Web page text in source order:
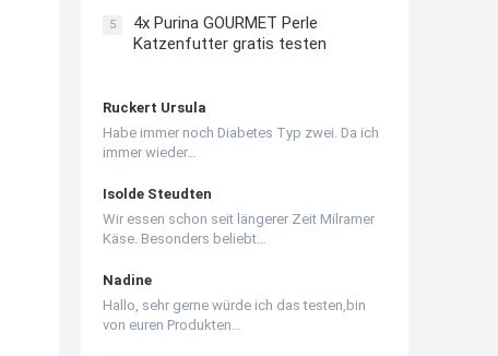
5
4x Purina GOURMET Perle
Katzenfutter gratis testen
Ruckert Ursula
Habe immer noch Diabetes Typ zwei. Da ich
immer wieder…
Isolde Steudten
Wir essen schon seit längerer Zeit Milramer
Käse. Besonders beliebt…
Nadine
Hallo, sehr gerne würde ich das testen,bin
von euren Produkten…